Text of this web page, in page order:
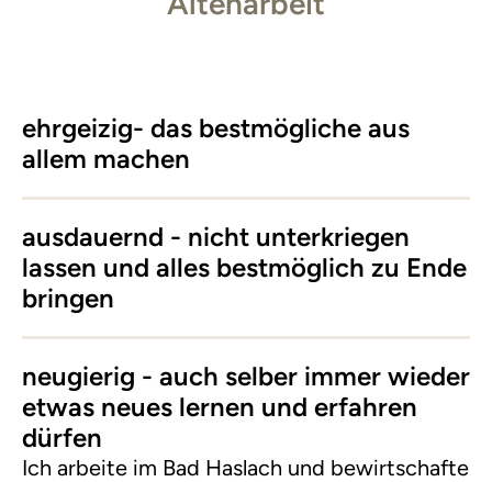
ehrgeizig- das bestmögliche aus
allem machen
ausdauernd - nicht unterkriegen
lassen und alles bestmöglich zu Ende
bringen
neugierig - auch selber immer wieder
etwas neues lernen und erfahren
dürfen
Ich arbeite im Bad Haslach und bewirtschafte